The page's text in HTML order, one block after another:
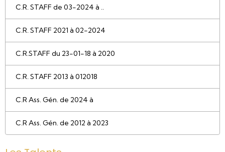
C.R. STAFF de 03-2024 à ..
C.R. STAFF 2021 à 02-2024
C.R.STAFF du 23-01-18 à 2020
C.R. STAFF 2013 à 012018
C.R Ass. Gén. de 2024 à
C.R Ass. Gén. de 2012 à 2023